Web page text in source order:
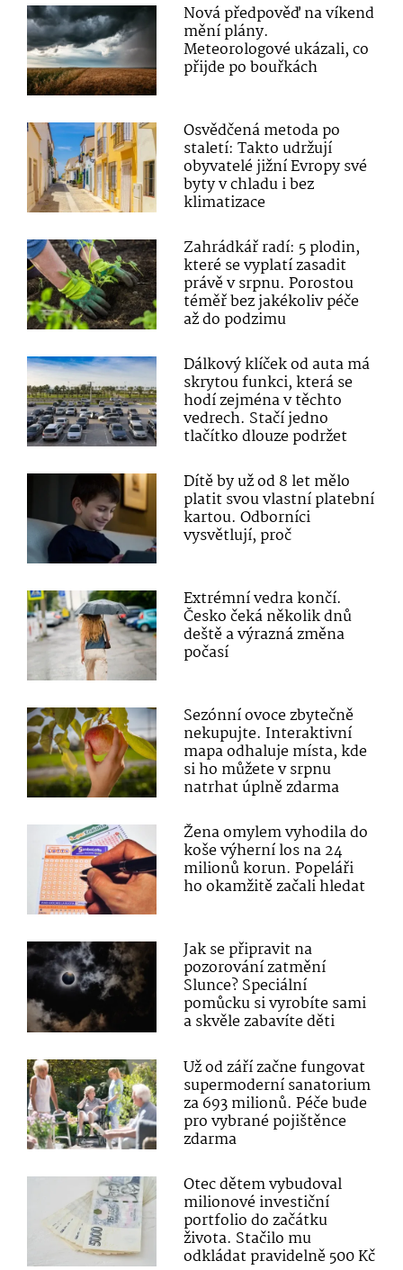
Nová předpověď na víkend
mění plány.
Meteorologové ukázali, co
přijde po bouřkách
Osvědčená metoda po
staletí: Takto udržují
obyvatelé jižní Evropy své
byty v chladu i bez
klimatizace
Zahrádkář radí: 5 plodin,
které se vyplatí zasadit
právě v srpnu. Porostou
téměř bez jakékoliv péče
až do podzimu
Dálkový klíček od auta má
skrytou funkci, která se
hodí zejména v těchto
vedrech. Stačí jedno
tlačítko dlouze podržet
Dítě by už od 8 let mělo
platit svou vlastní platební
kartou. Odborníci
vysvětlují, proč
Extrémní vedra končí.
Česko čeká několik dnů
deště a výrazná změna
počasí
Sezónní ovoce zbytečně
nekupujte. Interaktivní
mapa odhaluje místa, kde
si ho můžete v srpnu
natrhat úplně zdarma
Žena omylem vyhodila do
koše výherní los na 24
milionů korun. Popeláři
ho okamžitě začali hledat
Jak se připravit na
pozorování zatmění
Slunce? Speciální
pomůcku si vyrobíte sami
a skvěle zabavíte děti
Už od září začne fungovat
supermoderní sanatorium
za 693 milionů. Péče bude
pro vybrané pojištěnce
zdarma
Otec dětem vybudoval
milionové investiční
portfolio do začátku
života. Stačilo mu
odkládat pravidelně 500 Kč